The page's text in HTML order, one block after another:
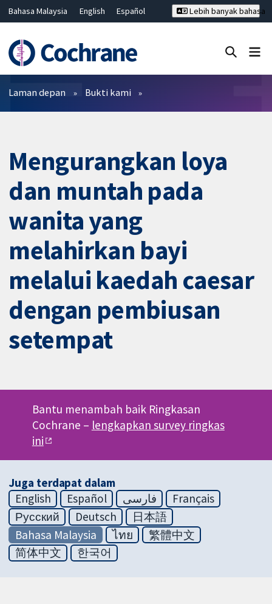
Bahasa Malaysia English
Español
Hrvatski
Deutsch ไทย
繁體中文
简体中文
Lebih banyak bahasa
Penapis
Laman depan Bukti kami
Mengurangkan loya
dan muntah pada
wanita yang
melahirkan bayi
melalui kaedah caesar
dengan pembiusan
setempat
Bantu menambah baik Ringkasan
Cochrane – lengkapkan survey ringkas
ini
Juga terdapat dalam
English
Español فارسی
Français
Русский
Deutsch
日本語
Bahasa Malaysia
ไทย
繁體中文
简体中文
한국어